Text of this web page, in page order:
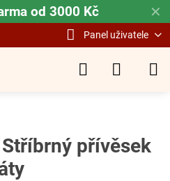
✕
od 3000 Kč
Panel uživatele
přívěsek